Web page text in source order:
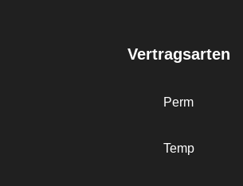
Vertragsarten
Perm
Temp